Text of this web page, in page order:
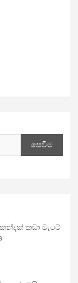
සෙවීම
කඩා වැටේ